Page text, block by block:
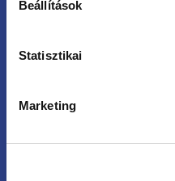
Beállítások
Statisztikai
Marketing